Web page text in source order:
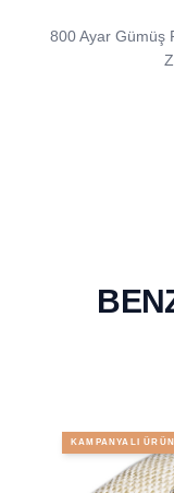
800 Ayar Gümüş
KAMPANYALI ÜRÜN